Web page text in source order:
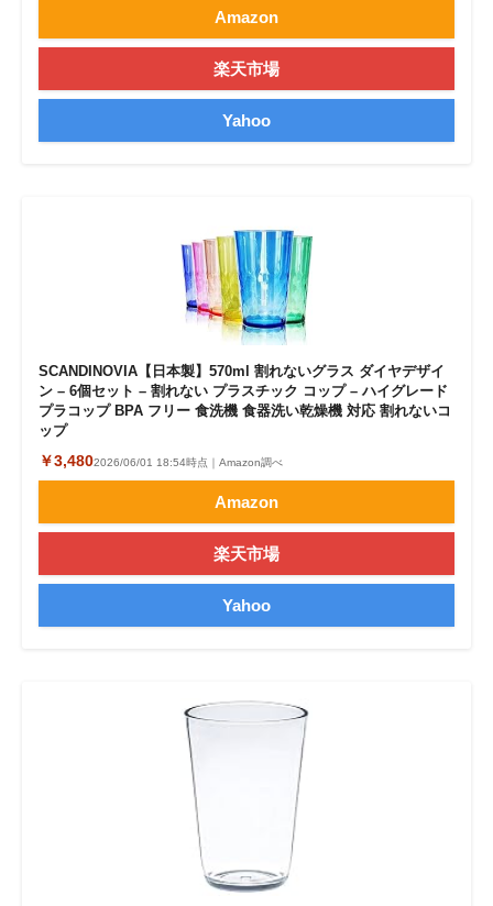
Amazon
楽天市場
Yahoo
SCANDINOVIA【日本製】570ml 割れないグラス ダイヤデザイ
ン – 6個セット – 割れない プラスチック コップ – ハイグレード
プラコップ BPA フリー 食洗機 食器洗い乾燥機 対応 割れないコ
ップ
￥3,4802026/06/01 18:54時点｜Amazon調べ
Amazon
楽天市場
Yahoo